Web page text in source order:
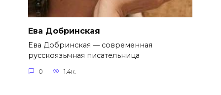
Ева Добринская
Ева Добринская — современная
русскоязычная писательница
0 1.4к.